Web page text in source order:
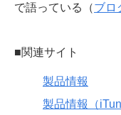
で語っている（ブロ
■関連サイト
製品情報
製品情報（